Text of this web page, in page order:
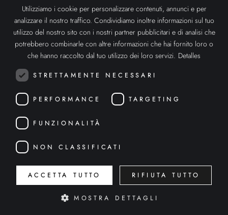
PUBBLICAZIONI SIMILI
18.01.2021
TIPI DI DISPOSITIVI VR | Quali sono i tipi di
occhiali per la realtà virtuale esistenti?
DeuSens, finalista dei Premi INMERSIVA XR
SPANISH
ENGLISH
ITALIAN
Utilizziamo i cookie per personalizzare contenuti, annunci e per
analizzare il nostro traffico. Condividiamo inoltre informazioni sul tuo
utilizzo del nostro sito con i nostri partner pubblicitari e di analisi che
potrebbero combinarle con altre informazioni che hai fornito loro o
che hanno raccolto dal tuo utilizzo dei loro servizi. Detalles
STRETTAMENTE NECESSARI
PERFORMANCE TARGETING
FUNZIONALITÀ
NON CLASSIFICATI
ACCETTA TUTTO RIFIUTA TUTTO
MOSTRA DETTAGLI